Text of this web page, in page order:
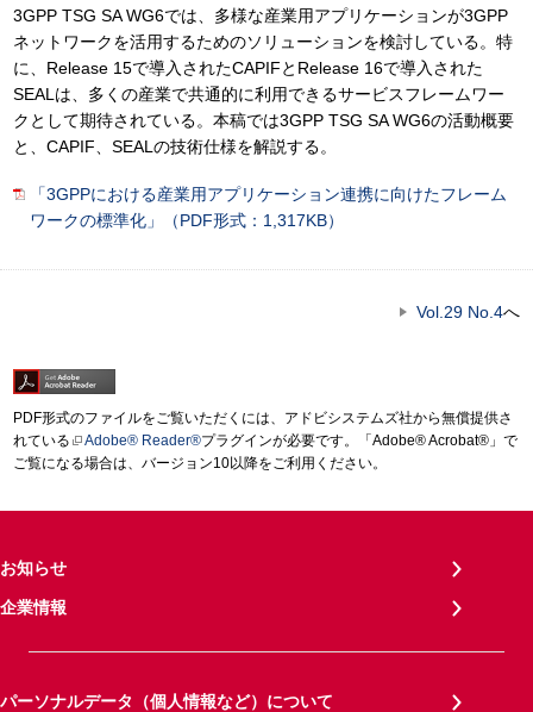
3GPP TSG SA WG6では、多様な産業用アプリケーションが3GPP
ネットワークを活用するためのソリューションを検討している。特
に、Release 15で導入されたCAPIFとRelease 16で導入された
SEALは、多くの産業で共通的に利用できるサービスフレームワー
クとして期待されている。本稿では3GPP TSG SA WG6の活動概要
と、CAPIF、SEALの技術仕様を解説する。
「3GPPにおける産業用アプリケーション連携に向けたフレーム
ワークの標準化」（PDF形式：1,317KB）
Vol.29 No.4へ
PDF形式のファイルをご覧いただくには、アドビシステムズ社から無償提供さ
れている
Adobe® Reader®プラグインが必要です。「Adobe® Acrobat®」で
ご覧になる場合は、バージョン10以降をご利用ください。
お知らせ
企業情報
パーソナルデータ（個人情報など）について